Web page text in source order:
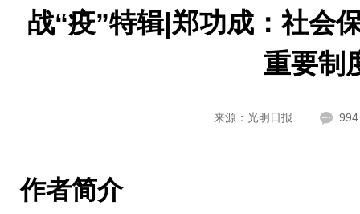
战“疫”特辑|郑功成：社会
重要制
来源：光明日报 994
作者简介